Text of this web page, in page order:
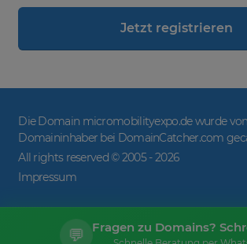
Jetzt registrieren
Die Domain micromobilityexpo.de wurde
Domaininhaber bei DomainCatcher.com
All rights reserved © 2005 -2026
Impressum
💬 Fragen zu Domains?